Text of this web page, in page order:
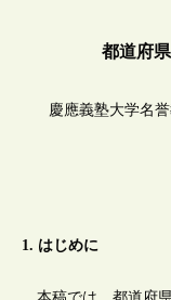
都道府
慶應義塾大学名
1. はじめに